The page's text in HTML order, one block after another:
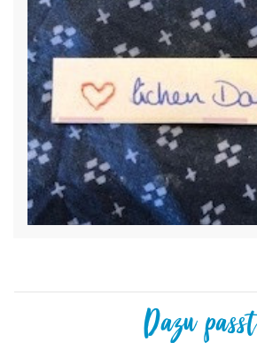
Dazu passt